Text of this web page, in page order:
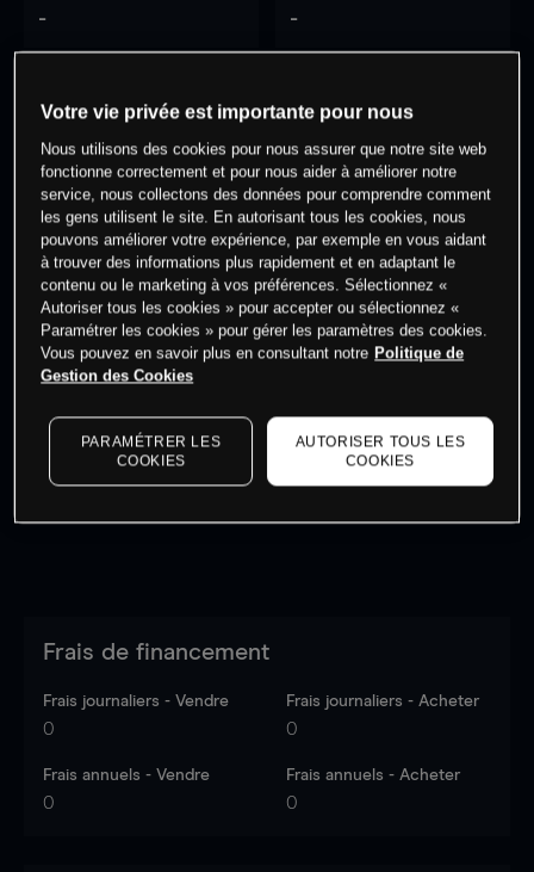
- -
0% des clients ont une position à
cet actif
Commencez à trader
Les prix sont indicatifs.
dernières données du marché.Log into see latest
market data
Frais de financement
Frais journaliers - Vendre
0
Frais journaliers - Acheter
0
Frais annuels - Vendre
0
Frais annuels - Acheter
0
Votre vie privée est importante pour nous
Nous utilisons des cookies pour nous assurer que notre site web
fonctionne correctement et pour nous aider à améliorer notre
service, nous collectons des données pour comprendre comment
les gens utilisent le site. En autorisant tous les cookies, nous
pouvons améliorer votre expérience, par exemple en vous aidant
à trouver des informations plus rapidement et en adaptant le
contenu ou le marketing à vos préférences. Sélectionnez «
Autoriser tous les cookies » pour accepter ou sélectionnez «
Paramétrer les cookies » pour gérer les paramètres des cookies.
Vous pouvez en savoir plus en consultant notre Politique de
Gestion des Cookies
PARAMÉTRER LES
COOKIES
AUTORISER TOUS LES
COOKIES